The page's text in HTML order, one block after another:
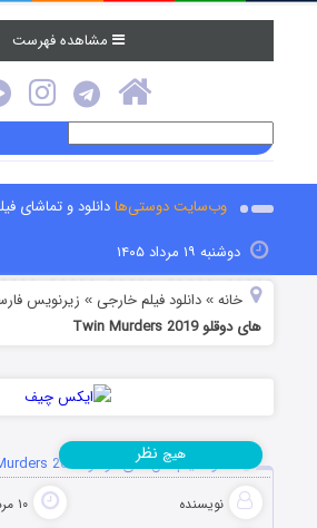
مشاهده فهرست
وب‌سایت دوستی‌هادانلود و تماشای
دوشنبه ۱۹ مرداد ۱۴۰۵
خانه »دانلود فیلم خارجی » زیرنویس
های دوقلو Twin Murders 2019
دانلود فیلم قتل های دوقلو Twin Murders 2019
نویسنده ۱۰ مرداد ۱۴۰۳
هیچ نظر